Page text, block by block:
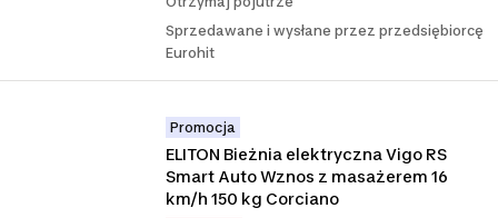
Sprzedawane i wysłane przez przedsiębiorcę
Eurohit
Promocja
ELITON Bieżnia elektryczna Vigo RS
Smart Auto Wznos z masażerem 16
km/h 150 kg Corciano